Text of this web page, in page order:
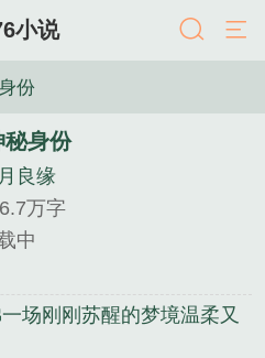
小说
份
秘身份
良缘
万字
中
场刚刚苏醒的梦境温柔又